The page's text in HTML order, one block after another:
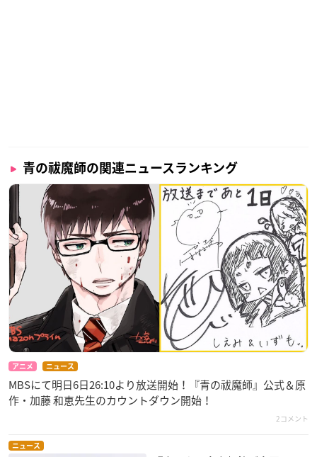
青の祓魔師の関連ニュースランキング
アニメ ニュース
MBSにて明日6日26:10より放送開始！『青の祓魔師』公式＆原
作・加藤 和恵​先生のカウントダウン開始！
2コメント
ニュース